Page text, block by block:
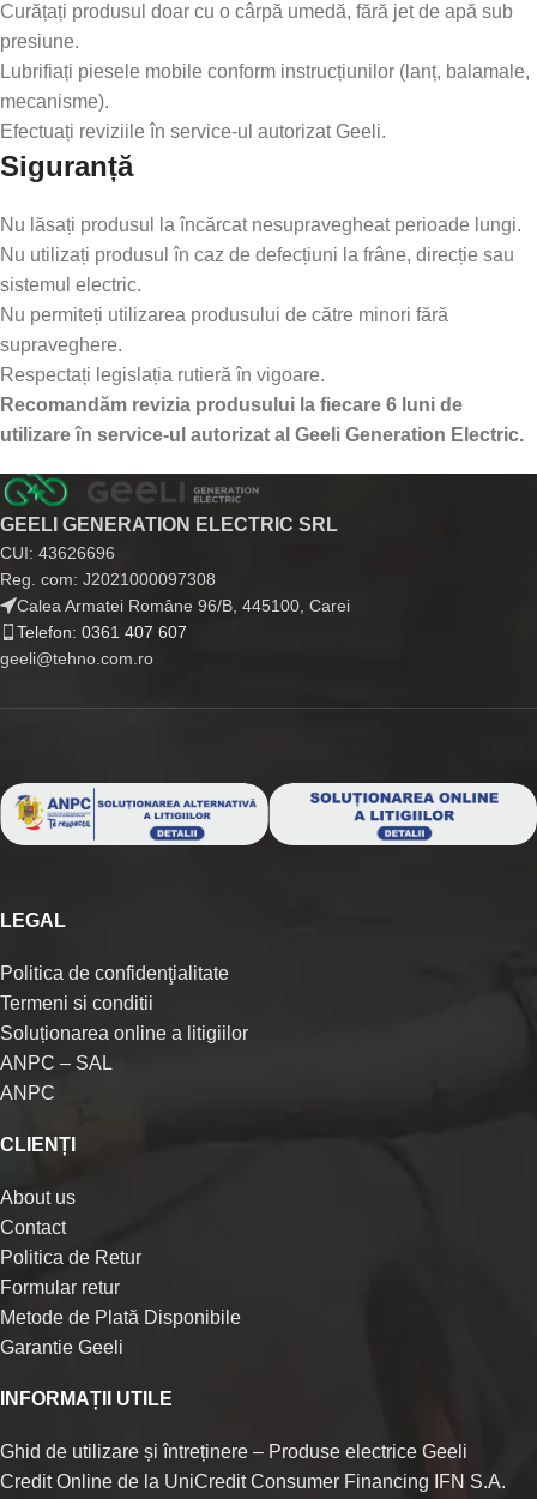
Curățați produsul doar cu o cârpă umedă, fără jet de apă sub
presiune.
Lubrifiați piesele mobile conform instrucțiunilor (lanț, balamale,
mecanisme).
Efectuați reviziile în service-ul autorizat Geeli.
Siguranță
Nu lăsați produsul la încărcat nesupravegheat perioade lungi.
Nu utilizați produsul în caz de defecțiuni la frâne, direcție sau
sistemul electric.
Nu permiteți utilizarea produsului de către minori fără
supraveghere.
Respectați legislația rutieră în vigoare.
Recomandăm revizia produsului la fiecare 6 luni de
utilizare în service-ul autorizat al Geeli Generation Electric.
GEELI GENERATION ELECTRIC SRL
CUI: 43626696
Reg. com: J2021000097308
Calea Armatei Române 96/B, 445100, Carei
Telefon: 0361 407 607
geeli@tehno.com.ro
LEGAL
Politica de confidenţialitate
Termeni si conditii
Soluționarea online a litigiilor
ANPC – SAL
ANPC
CLIENȚI
About us
Contact
Politica de Retur
Formular retur
Metode de Plată Disponibile
Garantie Geeli
INFORMAȚII UTILE
Ghid de utilizare și întreținere – Produse electrice Geeli
Credit Online de la UniCredit Consumer Financing IFN S.A.